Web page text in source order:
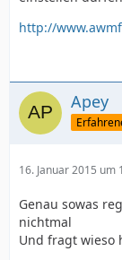
http://
Apey
16. Januar 2015 um
Genau sowas
nichtmal
Und fragt wieso